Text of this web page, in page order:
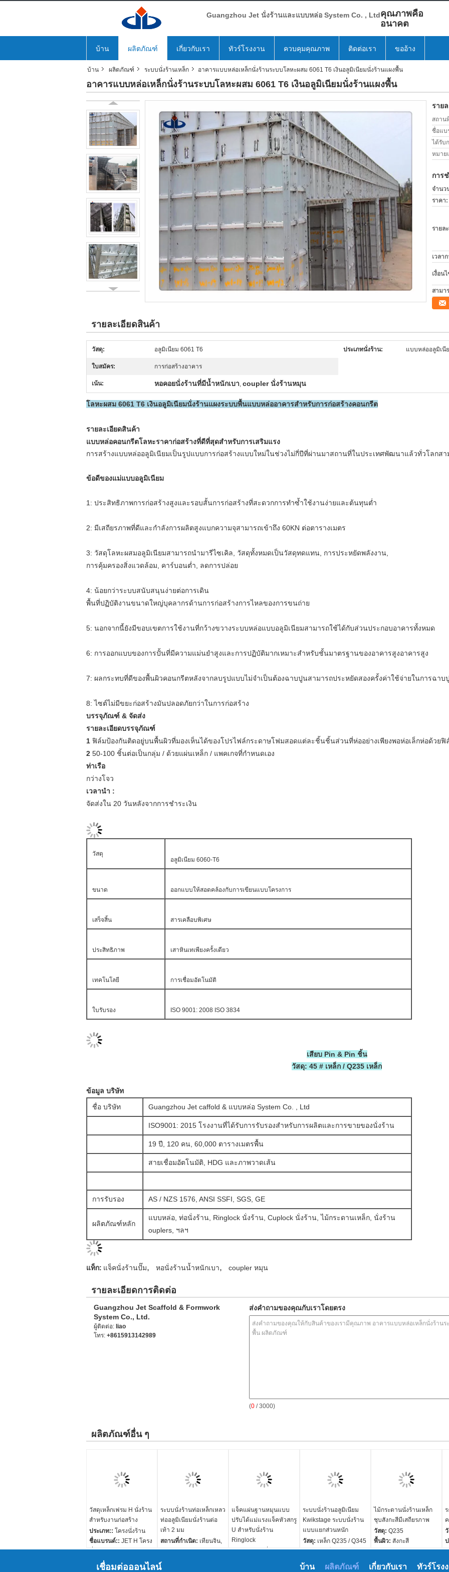
Guangzhou Jet นั่งร้านและแบบหล่อ System Co. , Ltdคุณภาพคือ
อนาคต
บ้าน ผลิตภัณฑ์ เกี่ยวกับเรา ทัวร์โรงงาน ควบคุมคุณภาพ ติดต่อเรา ขออ้าง
บ้าน ผลิตภัณฑ์ ระบบนั่งร้านเหล็ก อาคารแบบหล่อเหล็กนั่งร้านระบบโลหะผสม 6061 T6 เงินอลูมิเนียมนั่งร้านแผงพื้น
อาคารแบบหล่อเหล็กนั่งร้านระบบโลหะผสม 6061 T6 เงินอลูมิเนียมนั่งร้านแผงพื้น
ราย
สถาน
ชื่อแบ
ได้รับ
หมาย
การ
จำนว
ราคา:
รายล
เวลา
เงื่อน
สามา
รายละเอียดสินค้า
วัสดุ: อลูมิเนียม 6061 T6 ประเภทนั่งร้าน: แบบหล่ออลูมิเนี
ใบสมัคร: การก่อสร้างอาคาร
เน้น: หอคอยนั่งร้านที่มีน้ำหนักเบา, coupler นั่งร้านหมุน
โลหะผสม 6061 T6 เงินอลูมิเนียมนั่งร้านแผงระบบพื้นแบบหล่ออาคารสำหรับการก่อสร้างคอนกรีต
รายละเอียดสินค้า
แบบหล่อคอนกรีตโลหะราคาก่อสร้างที่ดีที่สุดสำหรับการเสริมแรง
การสร้างแบบหล่ออลูมิเนียมเป็นรูปแบบการก่อสร้างแบบใหม่ในช่วงไม่กี่ปีที่ผ่านมาสถานที่ในประเทศพัฒนาแล้วทั่วโลกส
ข้อดีของแม่แบบอลูมิเนียม
1: ประสิทธิภาพการก่อสร้างสูงและรอบสั้นการก่อสร้างที่สะดวกการทำซ้ำใช้งานง่ายและต้นทุนต่ำ
2: มีเสถียรภาพที่ดีและกำลังการผลิตสูงแบกความจุสามารถเข้าถึง 60KN ต่อตารางเมตร
3: วัสดุโลหะผสมอลูมิเนียมสามารถนำมารีไซเคิล, วัสดุทั้งหมดเป็นวัสดุทดแทน, การประหยัดพลังงาน,
การคุ้มครองสิ่งแวดล้อม, คาร์บอนต่ำ, ลดการปล่อย
4: น้อยกว่าระบบสนับสนุนง่ายต่อการเดิน
พื้นที่ปฏิบัติงานขนาดใหญ่บุคลากรด้านการก่อสร้างการไหลของการขนถ่าย
5: นอกจากนี้ยังมีขอบเขตการใช้งานที่กว้างขวางระบบหล่อแบบอลูมิเนียมสามารถใช้ได้กับส่วนประกอบอาคารทั้งหมด
6: การออกแบบของการปั้นที่มีความแม่นยำสูงและการปฏิบัติมากเหมาะสำหรับชั้นมาตรฐานของอาคารสูงอาคารสูง
7: ผลกระทบที่ดีของพื้นผิวคอนกรีตหลังจากลบรูปแบบไม่จำเป็นต้องฉาบปูนสามารถประหยัดสองครั้งค่าใช้จ่ายในการฉาบ
8: ไซต์ไม่มีขยะก่อสร้างมันปลอดภัยกว่าในการก่อสร้าง
บรรจุภัณฑ์ & จัดส่ง
รายละเอียดบรรจุภัณฑ์
1 ฟิล์มป้องกันติดอยู่บนพื้นผิวที่มองเห็นได้ของโปรไฟล์กระดาษโฟมสอดแต่ละชิ้นชิ้นส่วนที่ห่ออย่างเพียงพอห่อเล็กห่อด้วยฟิ
2 50-100 ชิ้นต่อเป็นกลุ่ม / ด้วยแผ่นเหล็ก / แพคเกจที่กำหนดเอง
ท่าเรือ
กว่างโจว
เวลานำ :
จัดส่งใน 20 วันหลังจากการชำระเงิน
วัสดุ
อลูมิเนียม 6060-T6
ขนาด ออกแบบให้สอดคล้องกับการเขียนแบบโครงการ
เสร็จสิ้น สารเคลือบพิเศษ
ประสิทธิภาพ เสาหินเทเพียงครั้งเดียว
เทคโนโลยี การเชื่อมอัตโนมัติ
ใบรับรอง ISO 9001: 2008 ISO 3834
เสียบ Pin & Pin ชิ้น
วัสดุ: 45 # เหล็ก / Q235 เหล็ก
ข้อมูล บริษัท
ชื่อ บริษัท
Guangzhou Jet caffold & แบบหล่อ System Co. , Ltd
ISO9001: 2015 โรงงานที่ได้รับการรับรองสำหรับการผลิตและการขายของนั่งร้าน
19 ปี, 120 คน, 60,000 ตารางเมตรพื้น
สายเชื่อมอัตโนมัติ, HDG และภาพวาดเส้น
การรับรอง AS / NZS 1576, ANSI SSFI, SGS, GE
ผลิตภัณฑ์หลัก
แบบหล่อ, ท่อนั่งร้าน, Ringlock นั่งร้าน, Cuplock นั่งร้าน, ไม้กระดานเหล็ก, นั่งร้าน
ouplers, ฯลฯ
แท็ก: แจ็คนั่งร้านปั๊ม, หอนั่งร้านน้ำหนักเบา, coupler หมุน
รายละเอียดการติดต่อ
Guangzhou Jet Scaffold & Formwork
System Co., Ltd.
ผู้ติดต่อ: liao
โทร: +8615913142989
ส่งคำถามของคุณกับเราโดยตรง
(0 / 3000)
ผลิตภัณฑ์อื่น ๆ
วัสดุเหล็กเฟรม H นั่งร้าน
สำหรับงานก่อสร้าง
ประเภท:: โครงนั่งร้าน
ชื่อแบรนด์:: JET H โครง
นั่งร้าน
วัสดุ::
เหล็ก Q235
ระบบนั่งร้านท่อเหล็กเหลว
ท่ออลูมิเนียมนั่งร้านต่อ
เท้า 2 มม
สถานที่กำเนิด: เทียนจิน,
จีน (แผ่นดินใหญ่)
วัสดุ:
แจ็คแผ่นฐานหมุนแบบ
ปรับได้แม่แรงแจ็คหัวสกรู
U สำหรับนั่งร้าน
Ringlock
ชนิด:อะไหล่นั่งร้าน
ระบบนั่งร้านอลูมิเนียม
Kwikstage ระบบนั่งร้าน
แบบแยกส่วนหนัก
วัสดุ: เหล็ก Q235 / Q345
เส้นผ่าศูนย์กลางท่อ:
48.3mm
ไม้กระดานนั่งร้านเหล็ก
ชุบสังกะสีมีเสถียรภาพ
วัสดุ: Q235
พื้นผิว: สังกะสี
สี:เงิน
เชื่อม: CO2 อาร์ครอย
เชื่อมต่อออนไลน์ ทัวร์โรง
เกี่ยวกับเรา
ผลิตภัณฑ์
บ้าน